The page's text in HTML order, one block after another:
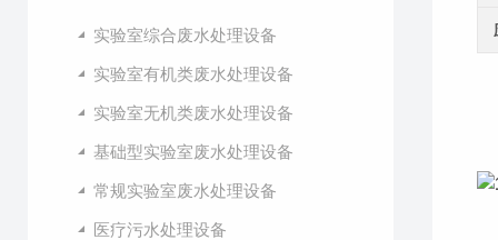
实验室综合废水处理设备
实验室有机类废水处理设备
实验室无机类废水处理设备
基础型实验室废水处理设备
常规实验室废水处理设备
医疗污水处理设备